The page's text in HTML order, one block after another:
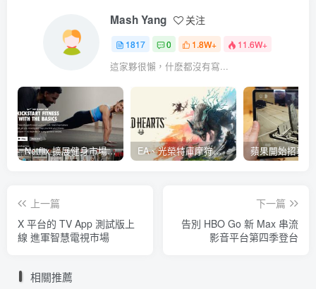
Mash Yang 关注
1817 0 1.8W+ 11.6W+
這家夥很懶，什麽都沒有寫...
Netflix 擴展健身市場 與 Nike 合作推出《Nike Training Club》系列健身影片 EA、光榮特庫摩狩獵冒險遊戲《WILD HEARTS》公布「強大化獸」宣傳影片
上一篇
X 平台的 TV App 測試版上
線 進軍智慧電視市場
下一篇
告別 HBO Go 新 Max 串流
影音平台第四季登台
相關推薦